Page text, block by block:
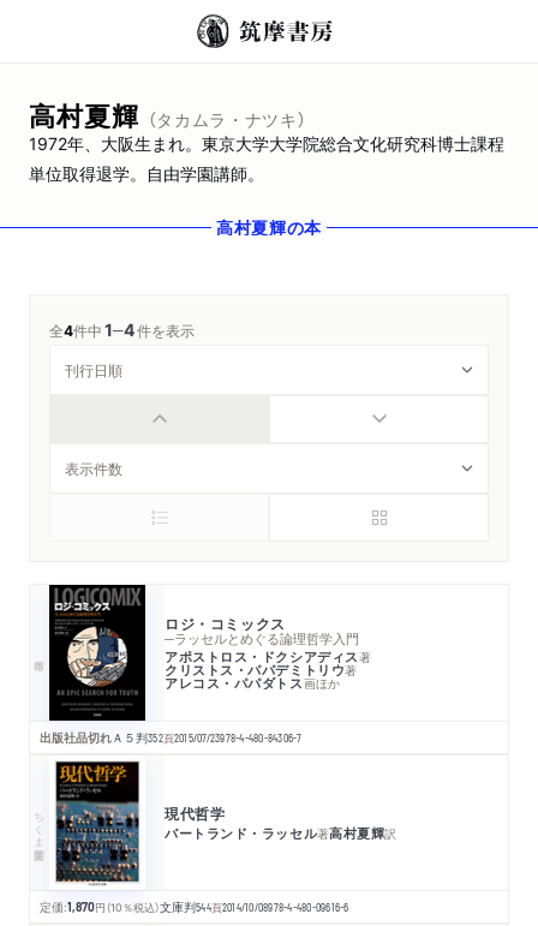
高村夏輝 （タカムラ・ナツキ）
1972年、大阪生まれ。東京大学大学院総合文化研究科博士課程
単位取得退学。自由学園講師。
高村夏輝の本
全4件中1─4件を表示
ロジ・コミックス
─ラッセルとめぐる論理哲学入門
アポストロス・ドクシアディス著
クリストス・パパデミトリウ著
アレコス・パパダトス画ほか
出版社品切れＡ５判352頁2015/07/23978-4-480-84306-7
ちくま学芸文庫 現代哲学
バートランド・ラッセル著高村夏輝訳
定価:1,870円 （10％税込）文庫判544頁2014/10/08978-4-480-09616-6